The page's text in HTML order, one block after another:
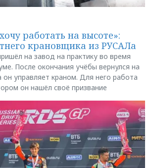
работать на высоте»:
крановщика из РУСАЛа
на завод на практику во время
После окончания учёбы вернулся на
управляет краном. Для него работа
он нашёл своё призвание